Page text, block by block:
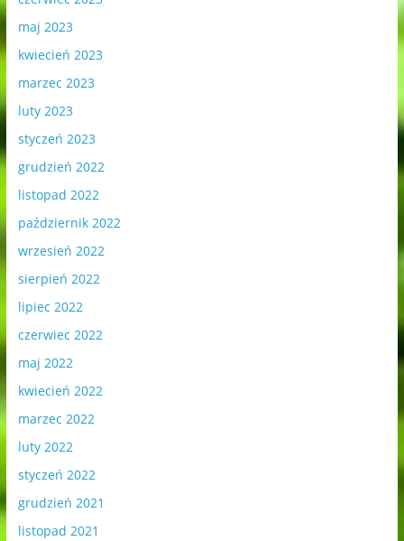
maj 2023
kwiecień 2023
marzec 2023
luty 2023
styczeń 2023
grudzień 2022
listopad 2022
październik 2022
wrzesień 2022
sierpień 2022
lipiec 2022
czerwiec 2022
maj 2022
kwiecień 2022
marzec 2022
luty 2022
styczeń 2022
grudzień 2021
listopad 2021